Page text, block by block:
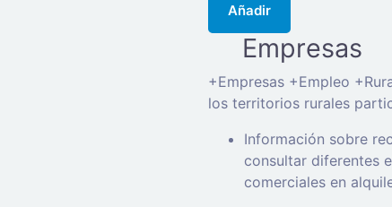
Añadir
Empresas
+Empresas +Empleo
los territorios rurales
Información sobre
consultar diferentes
comerciales en